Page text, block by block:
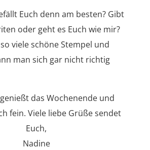
Euch denn am besten? Gibt
oder geht es Euch wie mir?
viele schöne Stempel und
man sich gar nicht richtig
das Wochenende und
fein. Viele liebe Grüße sendet
Euch,
Nadine